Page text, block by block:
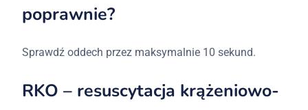
poprawnie?
Sprawdź oddech przez maksymalnie 10 sekund.
RKO – resuscytacja krążeniowo-